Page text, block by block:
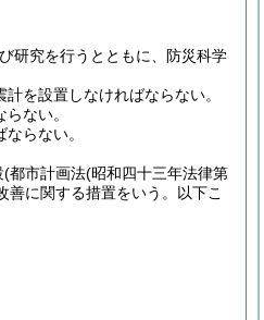
研究を行うとともに、防災科学
を設置しなければならない。
ない。
らない。
(都市計画法(昭和四十三年法律第
に関する措置をいう。以下こ